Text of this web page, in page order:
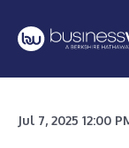
Jul 7, 2025 12:00